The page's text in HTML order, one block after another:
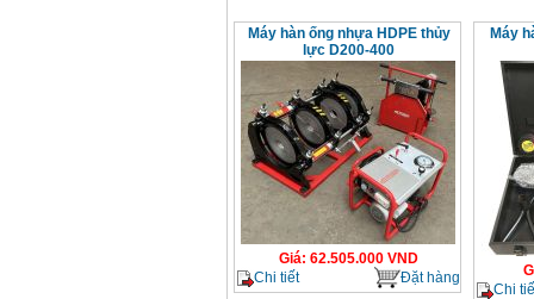
Máy hàn ống nhựa HDPE thủy
lực D200-400
Giá: 62.505.000 VND
Chi tiết
Đặt hàng
Máy
Chi